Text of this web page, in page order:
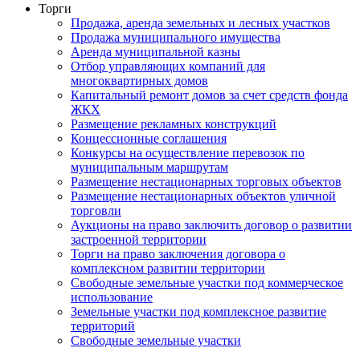
Торги
Продажа, аренда земельных и лесных участков
Продажа муниципального имущества
Аренда муниципальной казны
Отбор управляющих компаний для
многоквартирных домов
Капитальный ремонт домов за счет средств фонда
ЖКХ
Размещение рекламных конструкций
Концессионные соглашения
Конкурсы на осуществление перевозок по
муниципальным маршрутам
Размещение нестационарных торговых объектов
Размещение нестационарных объектов уличной
торговли
Аукционы на право заключить договор о развитии
застроенной территории
Торги на право заключения договора о
комплексном развитии территории
Свободные земельные участки под коммерческое
использование
Земельные участки под комплексное развитие
территорий
Свободные земельные участки